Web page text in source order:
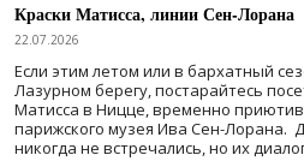
Краски Матисса, линии Сен-Лорана
22.07.2026
Если этим летом или в бархатный
Лазурном берегу, постарайтесь
Матисса в Ницце, временно
парижского музея Ива Сен-Лорана.
никогда не встречались, но их